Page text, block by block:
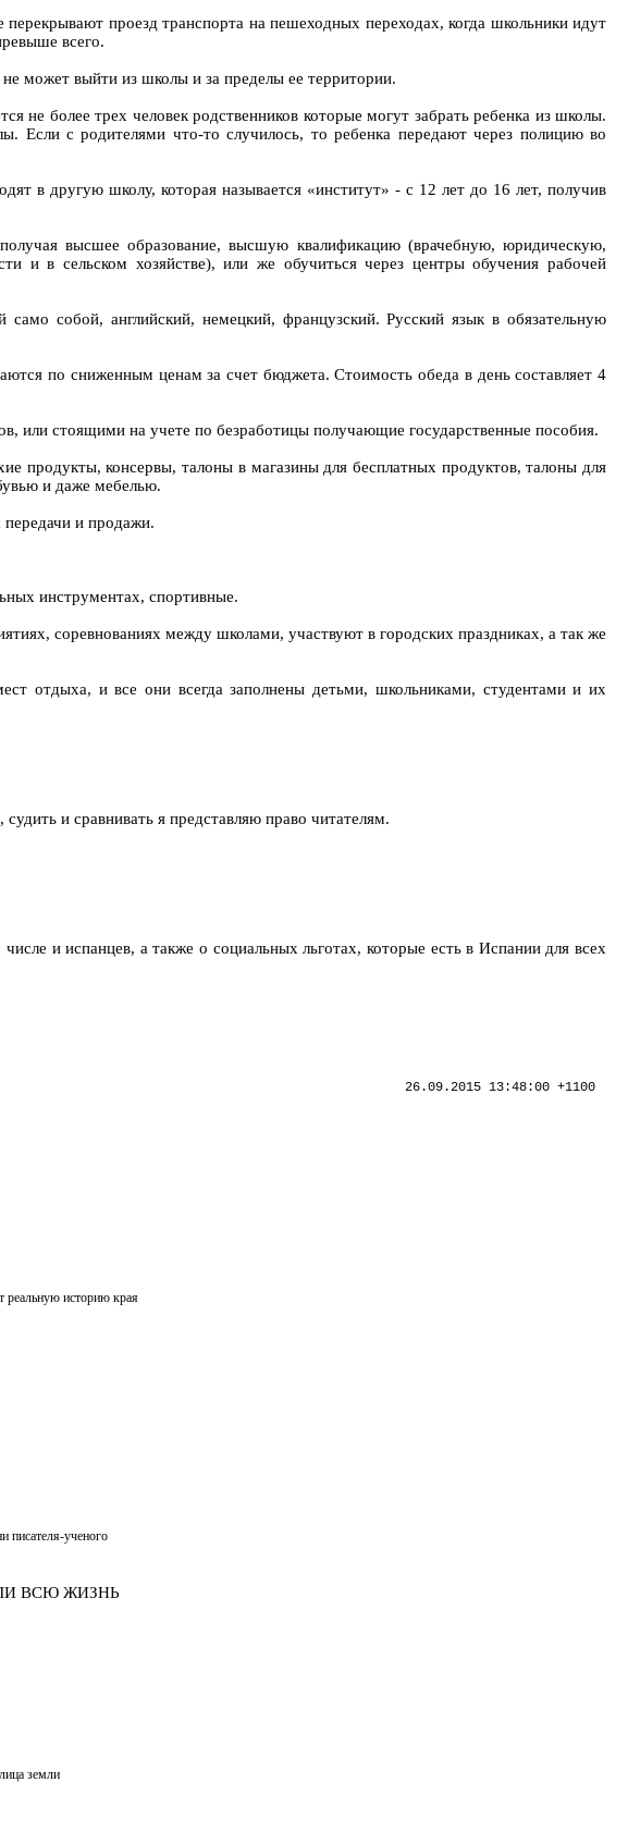
проезд транспорта на пешеходных переходах, когда школьники идут
всего.
может выйти из школы и за пределы ее территории.
не более трех человек родственников которые могут забрать ребенка из школы.
Если с родителями что-то случилось, то ребенка передают через полицию во
в другую школу, которая называется «институт» - с 12 лет до 16 лет, получив
высшее образование, высшую квалификацию (врачебную, юридическую,
и в сельском хозяйстве), или же обучиться через центры обучения рабочей
собой, английский, немецкий, французский. Русский язык в обязательную
по сниженным ценам за счет бюджета. Стоимость обеда в день составляет 4
или стоящими на учете по безработицы получающие государственные пособия.
продукты, консервы, талоны в магазины для бесплатных продуктов, талоны для
и даже мебелью.
передачи и продажи.
инструментах, спортивные.
соревнованиях между школами, участвуют в городских праздниках, а так же
отдыха, и все они всегда заполнены детьми, школьниками, студентами и их
и сравнивать я представляю право читателям.
и испанцев, а также о социальных льготах, которые есть в Испании для всех
26.09.2015 13:48:00 +1100
реальную историю края
писателя-ученого
ВСЮ ЖИЗНЬ
земли